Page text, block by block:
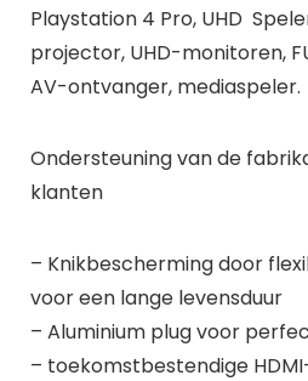
Playstation 4 Pro, UHD
projector, UHD-monitoren,
AV-ontvanger, mediaspeler.
Ondersteuning van de
klanten
– Knikbescherming door
voor een lange levensduur
– Aluminium plug voor
– toekomstbestendige